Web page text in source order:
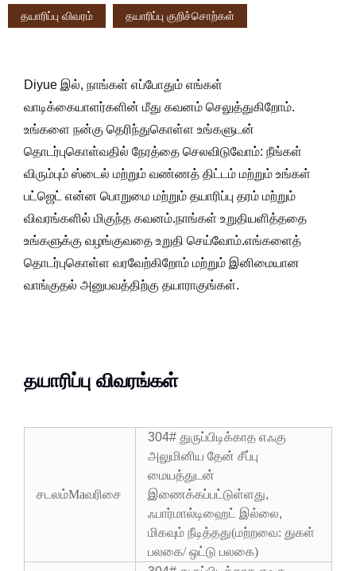
தயாரிப்பு விவரம் தயாரிப்பு குறிச்சொற்கள்
Diyue இல், நாங்கள் எப்போதும் எங்கள்
வாடிக்கையாளர்களின் மீது கவனம் செலுத்துகிறோம்.
உங்களை நன்கு தெரிந்துகொள்ள உங்களுடன்
தொடர்புகொள்வதில் நேரத்தை செலவிடுவோம்: நீங்கள்
விரும்பும் ஸ்டைல் ​​மற்றும் வண்ணத் திட்டம் மற்றும் உங்கள்
பட்ஜெட் என்ன பொறுமை மற்றும் தயாரிப்பு தரம் மற்றும்
விவரங்களில் மிகுந்த கவனம்.நாங்கள் உறுதியளித்ததை
உங்களுக்கு வழங்குவதை உறுதி செய்வோம்.எங்களைத்
தொடர்புகொள்ள வரவேற்கிறோம் மற்றும் இனிமையான
வாங்குதல் அனுபவத்திற்கு தயாராகுங்கள்.
தயாரிப்பு விவரங்கள்
சடலம்Maவரிசை
304# துருப்பிடிக்காத எஃகு
அலுமினிய தேன் சீப்பு
மையத்துடன்
இணைக்கப்பட்டுள்ளது,
ஃபார்மால்டிஹைட் இல்லை,
மிகவும் நீடித்தது(மற்றவை: துகள்
பலகை/ ஒட்டு பலகை)